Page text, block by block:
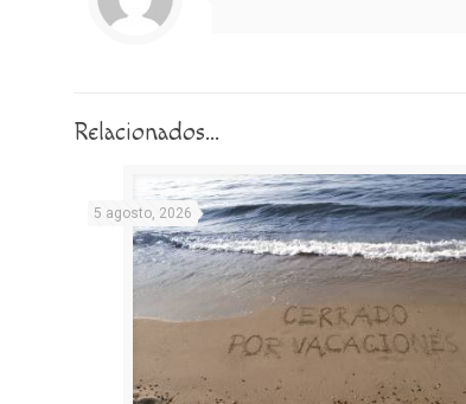
Relacionados...
5 agosto, 2026